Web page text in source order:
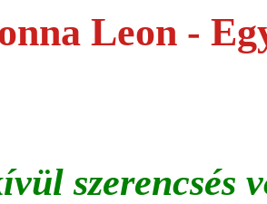
Leon -
szerencsés